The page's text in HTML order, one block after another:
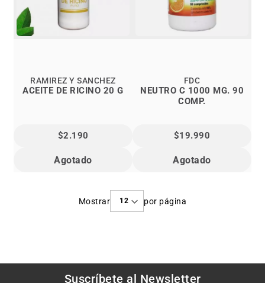
ACEITE DE RICINO 20 G
RAMIREZ Y SANCHEZ
$2.190
Agotado
NEUTRO C 1000 MG. 90
COMP.
FDC
$19.990
Agotado
Mostrar por página
Suscríbete al Newsletter